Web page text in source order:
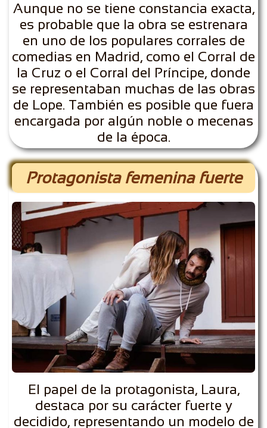
Aunque no se tiene constancia exacta,
es probable que la obra se estrenara
en uno de los populares corrales de
comedias en Madrid, como el Corral de
la Cruz o el Corral del Príncipe, donde
se representaban muchas de las obras
de Lope. También es posible que fuera
encargada por algún noble o mecenas
de la época.
Protagonista femenina fuerte
El papel de la protagonista, Laura,
destaca por su carácter fuerte y
decidido, representando un modelo de